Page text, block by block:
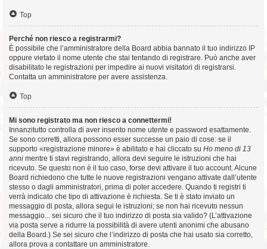
Top
Perché non riesco a registrarmi?
È possibile che l’amministratore della Board abbia bannato il tuo indirizzo IP
oppure vietato il nome utente che stai tentando di registrare. Può anche aver
disabilitato le registrazioni per impedire ai nuovi visitatori di registrarsi.
Contatta un amministratore per avere assistenza.
Top
Mi sono registrato ma non riesco a connettermi!
Innanzitutto controlla di aver inserito nome utente e password esattamente.
Se sono corretti, allora possono esser successe un paio di cose: se il
supporto «registrazione minore» è abilitato e hai cliccato su Ho meno di 13
anni mentre ti stavi registrando, allora devi seguire le istruzioni che hai
ricevuto. Se questo non è il tuo caso, forse devi attivare il tuo account. Alcune
Board richiedono che tutte le nuove registrazioni vengano attivate dall’utente
stesso o dagli amministratori, prima di poter accedere. Quando ti registri ti
verrà indicato che tipo di attivazione è richiesta. Se ti è stato inviato un
messaggio di posta, allora segui le istruzioni; se non hai ricevuto nessun
messaggio... sei sicuro che il tuo indirizzo di posta sia valido? (L’attivazione
via posta serve a ridurre la possibilità di avere utenti anonimi che abusano
della Board.) Se sei sicuro che l’indirizzo di posta che hai usato sia corretto,
allora prova a contattare un amministratore.